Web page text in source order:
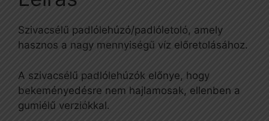
Szivacsélű padlólehúzó/padlóletoló, amely
hasznos a nagy mennyiségű víz előretolásához.
A szivacsélű padlólehúzók előnye, hogy
bekeményedésre nem hajlamosak, ellenben a
gumiélű verziókkal.